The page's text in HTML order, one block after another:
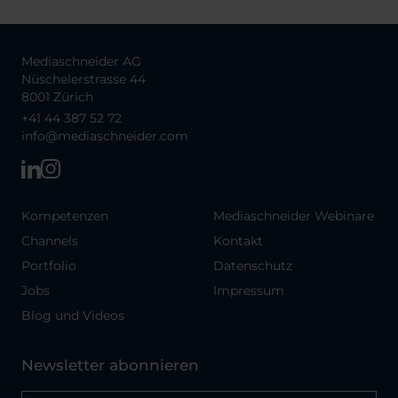
Mediaschneider AG
Nüschelerstrasse 44
8001 Zürich
+41 44 387 52 72
info@mediaschneider.com
Kompetenzen
Channels
Portfolio
Jobs
Blog und Videos
Mediaschneider Webinare
Kontakt
Datenschutz
Impressum
Newsletter abonnieren